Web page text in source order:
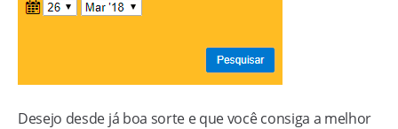
Desejo desde já boa sorte e que você consiga a melhor